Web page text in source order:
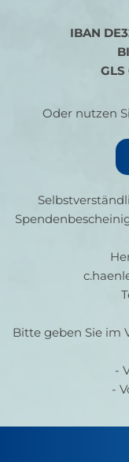
IBAN
Oder nutzen
Bitte geben Sie im
-
-